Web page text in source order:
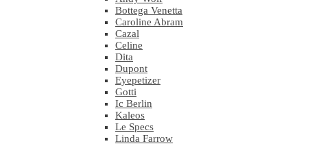
Bottega Venetta
Caroline Abram
Cazal
Celine
Dita
Dupont
Eyepetizer
Gotti
Ic Berlin
Kaleos
Le Specs
Linda Farrow